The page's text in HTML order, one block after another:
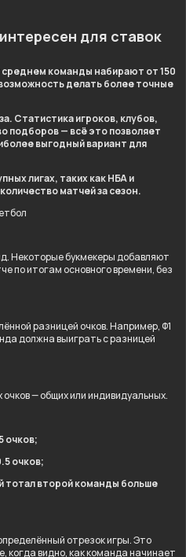
для ставок
среднем команды набирают от 150
делать более точные
Статистика игроков, клубов,
подборов — всё это позволяет
выгодный вариант для
лигах, таких как НБА и
матчей за сезон.
Некоторые букмекеры добавляют
по итогам основного времени, без
разницей очков. Например, Ф1
должна выиграть с разницей
— общих или индивидуальных.
очков;
очков;
тотал второй команды больше
отрезок игры. Это
когда видно, как команда начинает